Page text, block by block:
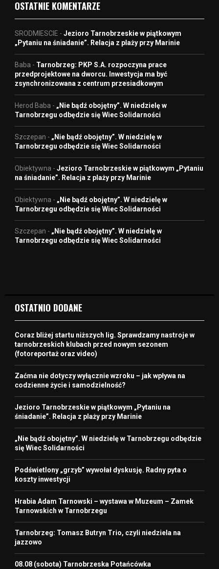
OSTATNIE KOMENTARZE
SRODMIESCIE - Jezioro Tarnobrzeskie w piątkowym
„Pytaniu na śniadanie”. Relacja z plaży przy Marinie
Baba - Tarnobrzeg: PKP S.A. rozpoczyna prace
przedprojektowe na dworcu. Inwestycja ma być
zsynchronizowana z centrum przesiadkowym
Herod Baba - „Nie bądź obojętny”. W niedzielę w
Tarnobrzegu odbędzie się Wiec Solidarności
Szczepan - „Nie bądź obojętny”. W niedzielę w
Tarnobrzegu odbędzie się Wiec Solidarności
Obiektywna - Jezioro Tarnobrzeskie w piątkowym „Pytaniu
na śniadanie”. Relacja z plaży przy Marinie
Obiektywna - „Nie bądź obojętny”. W niedzielę w
Tarnobrzegu odbędzie się Wiec Solidarności
Szczepan - „Nie bądź obojętny”. W niedzielę w
Tarnobrzegu odbędzie się Wiec Solidarności
OSTATNIO DODANE
Coraz bliżej startu niższych lig. Sprawdzamy nastroje w
tarnobrzeskich klubach przed nowym sezonem
(fotoreportaż oraz video)
Zaćma nie dotyczy wyłącznie wzroku – jak wpływa na
codzienne życie i samodzielność?
Jezioro Tarnobrzeskie w piątkowym „Pytaniu na
śniadanie”. Relacja z plaży przy Marinie
„Nie bądź obojętny”. W niedzielę w Tarnobrzegu odbędzie
się Wiec Solidarności
Podświetlony „grzyb” wywołał dyskusję. Radny pyta o
koszty inwestycji
Hrabia Adam Tarnowski – wystawa w Muzeum – Zamek
Tarnowskich w Tarnobrzegu
Tarnobrzeg: Tomasz Butryn Trio, czyli niedziela na
jazzowo
08.08 (sobota) Tarnobrzeska Potańcówka